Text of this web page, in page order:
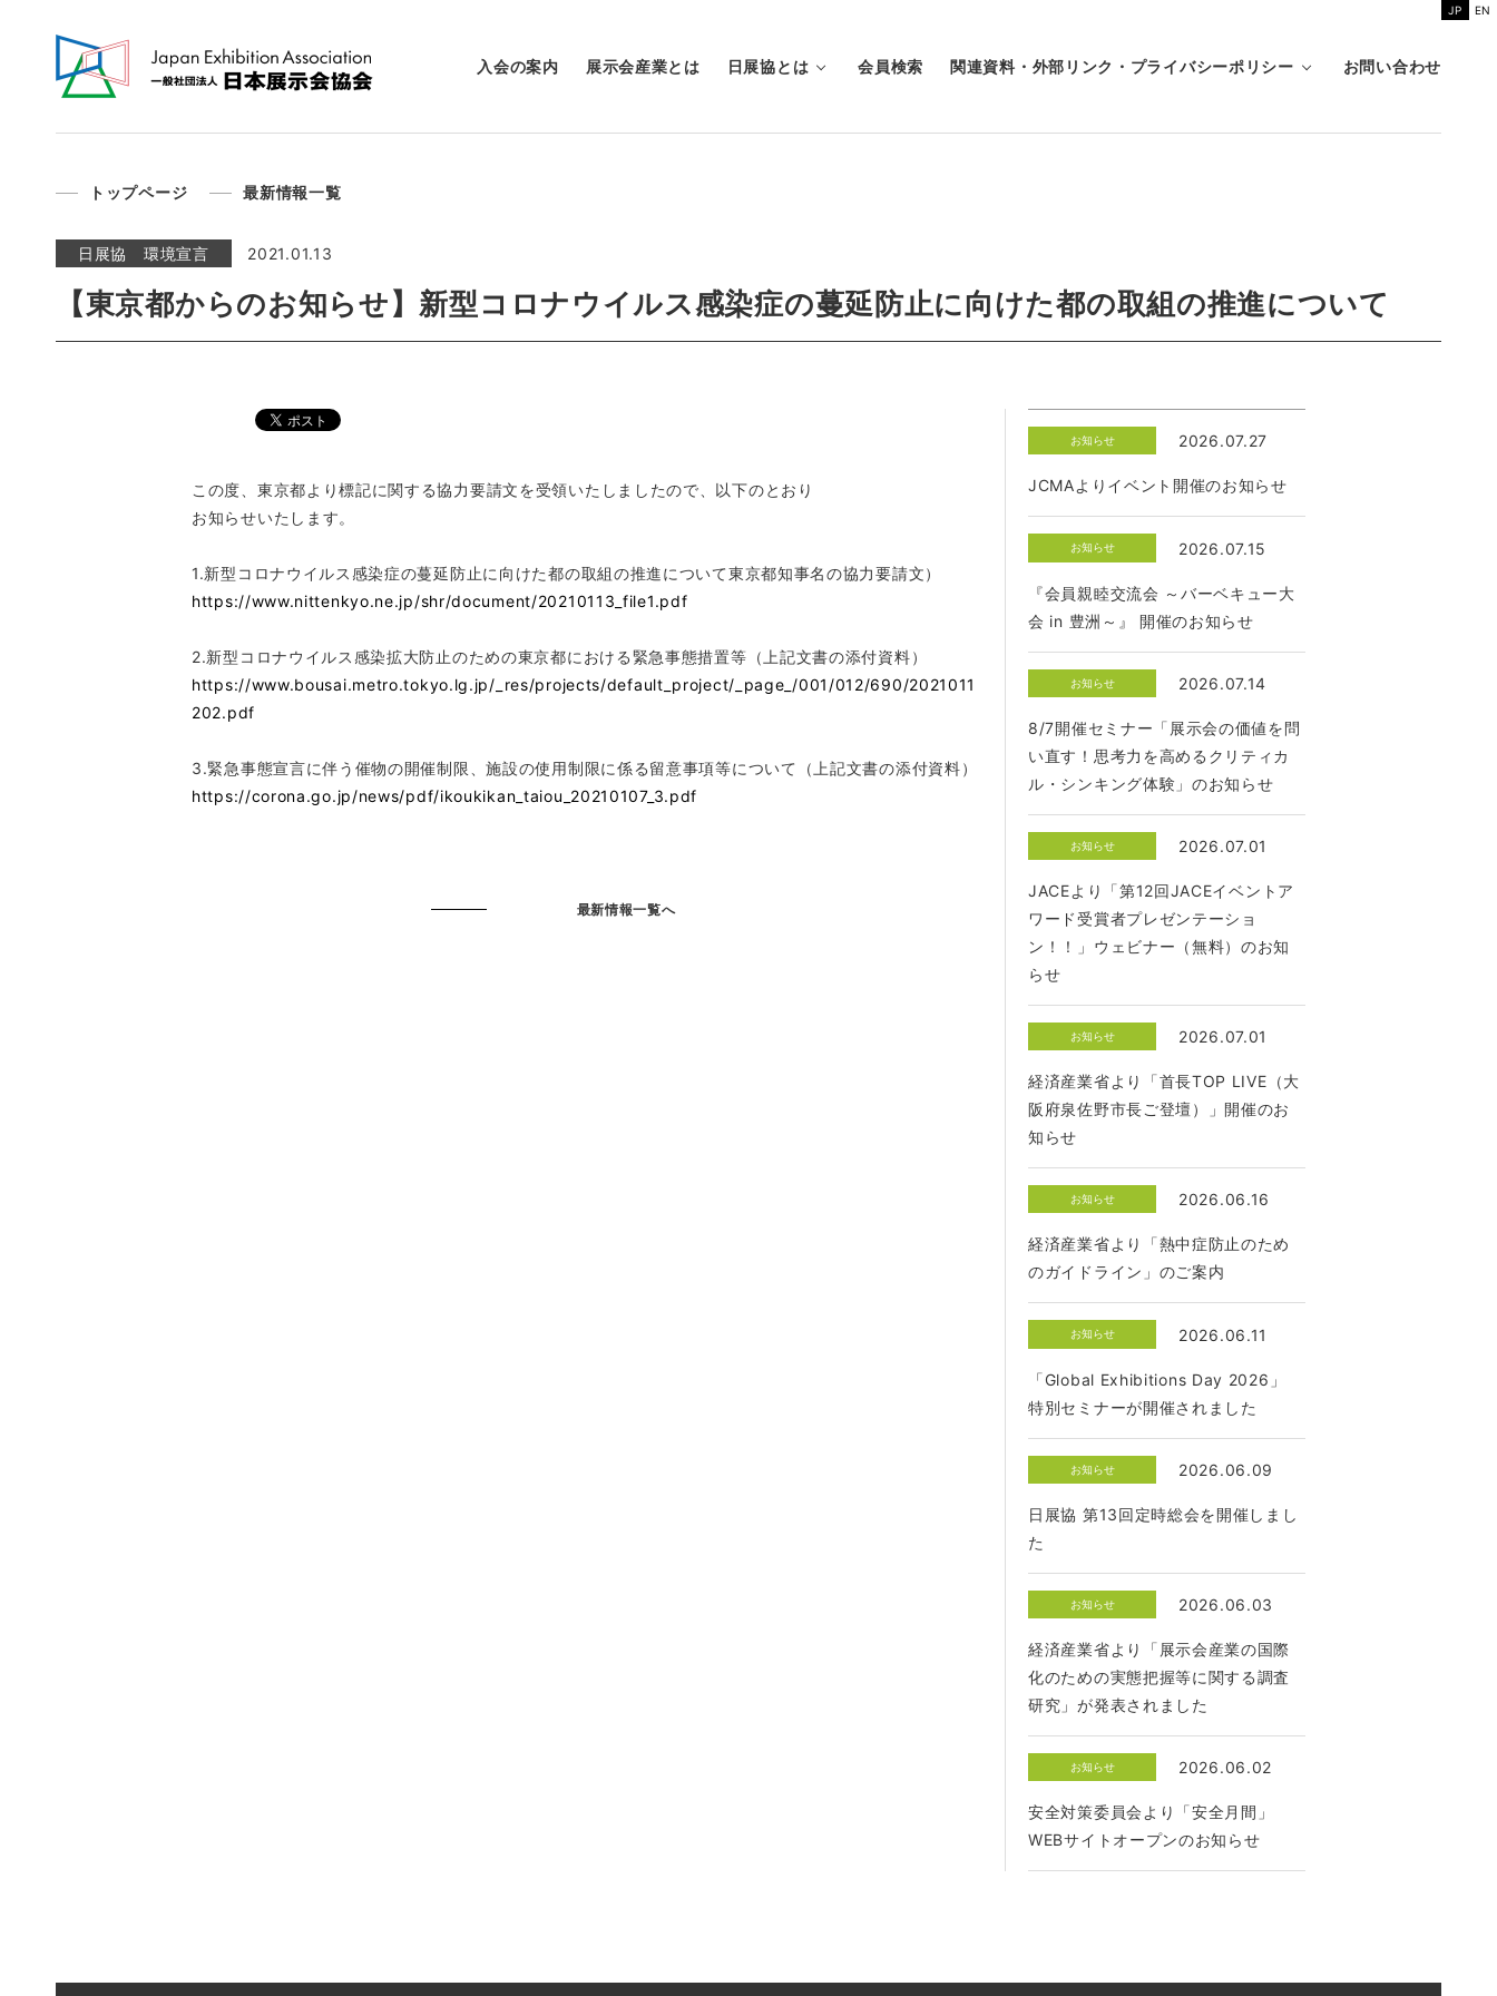
入会の案内 展示会産業とは 日展協とは 会員検索 関連資料・外部リンク・プライバシーポリシー お問い合わせ
JP EN
トップページ 最新情報一覧
日展協 環境宣言 2021.01.13
【東京都からのお知らせ】新型コロナウイルス感染症の蔓延防止に向けた都の取組の推進について
この度、東京都より標記に関する協力要請文を受領いたしましたので、以下のとおり
お知らせいたします。
1.新型コロナウイルス感染症の蔓延防止に向けた都の取組の推進について東京都知事名の協力要請文）
https://www.nittenkyo.ne.jp/shr/document/20210113_file1.pdf
2.新型コロナウイルス感染拡大防止のための東京都における緊急事態措置等（上記文書の添付資料）
https://www.bousai.metro.tokyo.lg.jp/_res/projects/default_project/_page_/001/012/690/2021011
202.pdf
3.緊急事態宣言に伴う催物の開催制限、施設の使用制限に係る留意事項等について（上記文書の添付資料）
https://corona.go.jp/news/pdf/ikoukikan_taiou_20210107_3.pdf
最新情報一覧へ
お知らせ 2026.07.27
JCMAよりイベント開催のお知らせ
お知らせ 2026.07.15
『会員親睦交流会 ～バーベキュー大
会 in 豊洲～』 開催のお知らせ
お知らせ 2026.07.14
8/7開催セミナー「展示会の価値を問
い直す！思考力を高めるクリティカ
ル・シンキング体験」のお知らせ
お知らせ 2026.07.01
JACEより「第12回JACEイベントア
ワード受賞者プレゼンテーショ
ン！！」ウェビナー（無料）のお知
らせ
お知らせ 2026.07.01
経済産業省より「首長TOP LIVE（大
阪府泉佐野市長ご登壇）」開催のお
知らせ
お知らせ 2026.06.16
経済産業省より「熱中症防止のため
のガイドライン」のご案内
お知らせ 2026.06.11
「Global Exhibitions Day 2026」
特別セミナーが開催されました
お知らせ 2026.06.09
日展協 第13回定時総会を開催しまし
た
お知らせ 2026.06.03
経済産業省より「展示会産業の国際
化のための実態把握等に関する調査
研究」が発表されました
お知らせ 2026.06.02
安全対策委員会より「安全月間」
WEBサイトオープンのお知らせ